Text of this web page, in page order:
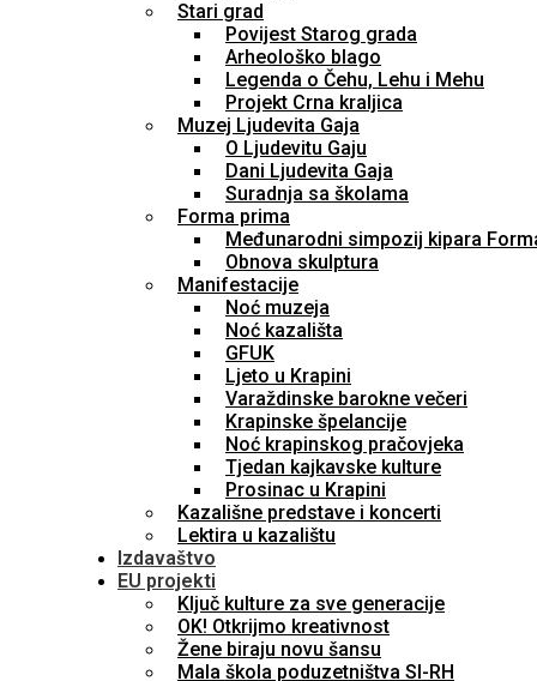
Stari grad
Povijest Starog grada
Arheološko blago
Legenda o Čehu, Lehu i Mehu
Projekt Crna kraljica
Muzej Ljudevita Gaja
O Ljudevitu Gaju
Dani Ljudevita Gaja
Suradnja sa školama
Forma prima
Međunarodni simpozij kipara
Obnova skulptura
Manifestacije
Noć muzeja
Noć kazališta
GFUK
Ljeto u Krapini
Varaždinske barokne večeri
Krapinske špelancije
Noć krapinskog pračovjeka
Tjedan kajkavske kulture
Prosinac u Krapini
Kazališne predstave i koncerti
Lektira u kazalištu
Izdavaštvo
EU projekti
Ključ kulture za sve generacije
OK! Otkrijmo kreativnost
Žene biraju novu šansu
Mala škola poduzetništva SI-RH